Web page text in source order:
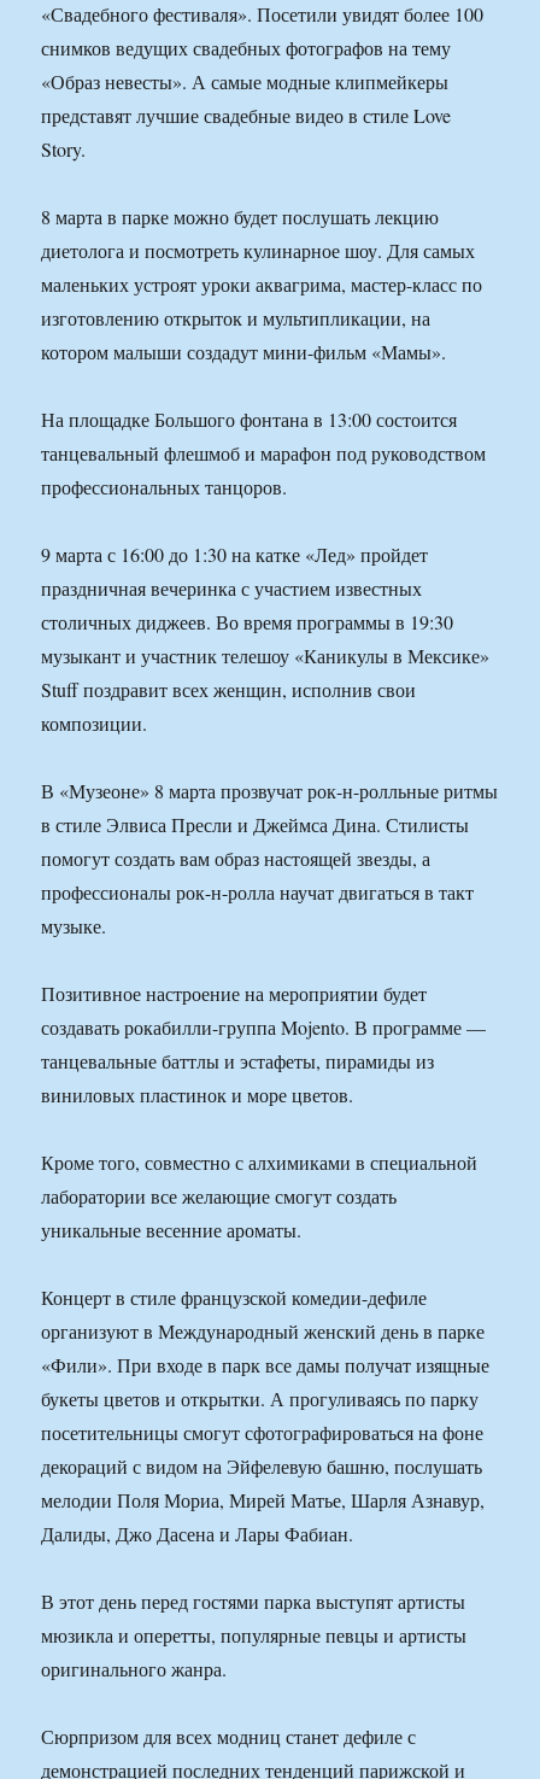
«Свадебного фестиваля». Посетили увидят более 100
снимков ведущих свадебных фотографов на тему
«Образ невесты». А самые модные клипмейкеры
представят лучшие свадебные видео в стиле Love
Story.
8 марта в парке можно будет послушать лекцию
диетолога и посмотреть кулинарное шоу. Для самых
маленьких устроят уроки аквагрима, мастер-класс по
изготовлению открыток и мультипликации, на
котором малыши создадут мини-фильм «Мамы».
На площадке Большого фонтана в 13:00 состоится
танцевальный флешмоб и марафон под руководством
профессиональных танцоров.
9 марта с 16:00 до 1:30 на катке «Лед» пройдет
праздничная вечеринка с участием известных
столичных диджеев. Во время программы в 19:30
музыкант и участник телешоу «Каникулы в Мексике»
Stuff поздравит всех женщин, исполнив свои
композиции.
В «Музеоне» 8 марта прозвучат рок-н-ролльные ритмы
в стиле Элвиса Пресли и Джеймса Дина. Стилисты
помогут создать вам образ настоящей звезды, а
профессионалы рок-н-ролла научат двигаться в такт
музыке.
Позитивное настроение на мероприятии будет
создавать рокабилли-группа Mojento. В программе —
танцевальные баттлы и эстафеты, пирамиды из
виниловых пластинок и море цветов.
Кроме того, совместно с алхимиками в специальной
лаборатории все желающие смогут создать
уникальные весенние ароматы.
Концерт в стиле французской комедии-дефиле
организуют в Международный женский день в парке
«Фили». При входе в парк все дамы получат изящные
букеты цветов и открытки. А прогуливаясь по парку
посетительницы смогут сфотографироваться на фоне
декораций с видом на Эйфелевую башню, послушать
мелодии Поля Мориа, Мирей Матье, Шарля Азнавур,
Далиды, Джо Дасена и Лары Фабиан.
В этот день перед гостями парка выступят артисты
мюзикла и оперетты, популярные певцы и артисты
оригинального жанра.
Сюрпризом для всех модниц станет дефиле с
демонстрацией последних тенденций парижской и